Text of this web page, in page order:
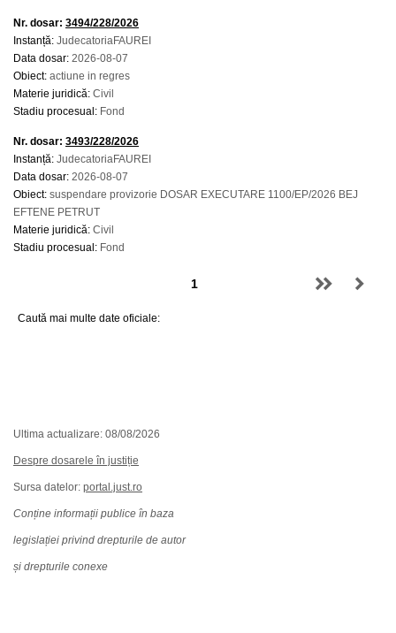
Nr. dosar: 3494/228/2026
Instanță: JudecatoriaFAUREI
Data dosar: 2026-08-07
Obiect: actiune in regres
Materie juridică: Civil
Stadiu procesual: Fond
Nr. dosar: 3493/228/2026
Instanță: JudecatoriaFAUREI
Data dosar: 2026-08-07
Obiect: suspendare provizorie DOSAR EXECUTARE 1100/EP/2026 BEJ
EFTENE PETRUT
Materie juridică: Civil
Stadiu procesual: Fond
Caută mai multe date oficiale:
Ultima actualizare: 08/08/2026
Despre dosarele în justiție
Sursa datelor: portal.just.ro
Conține informații publice în baza
legislației privind drepturile de autor
și drepturile conexe